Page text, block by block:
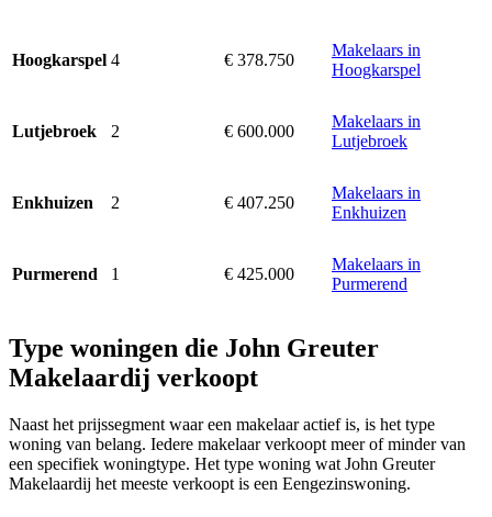
Hoogkarspel 4 € 378.750
Makelaars in
Hoogkarspel
Lutjebroek 2 € 600.000
Makelaars in
Lutjebroek
Enkhuizen 2 € 407.250
Makelaars in
Enkhuizen
Purmerend 1 € 425.000
Makelaars in
Purmerend
Type woningen die John Greuter
Makelaardij verkoopt
Naast het prijssegment waar een makelaar actief is, is het type
woning van belang. Iedere makelaar verkoopt meer of minder van
een specifiek woningtype. Het type woning wat John Greuter
Makelaardij het meeste verkoopt is een Eengezinswoning.